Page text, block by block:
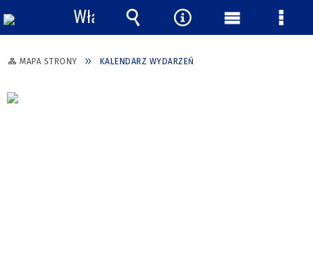
MAPA STRONY KALENDARZ WYDARZEŃ
Włącz
powiadomienia
Wyszukiwarka
Narzędzia
Menu Menu